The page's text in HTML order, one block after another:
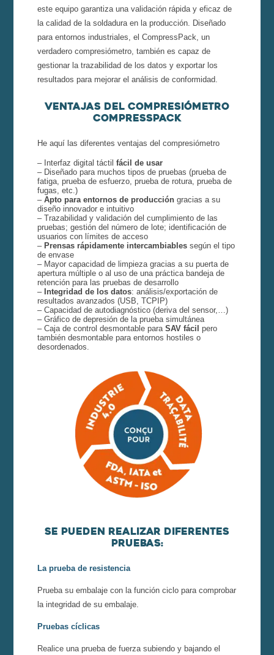
este equipo garantiza una validación rápida y eficaz de
la calidad de la soldadura en la producción. Diseñado
para entornos industriales, el CompressPack, un
verdadero compresiómetro, también es capaz de
gestionar la trazabilidad de los datos y exportar los
resultados para mejorar el análisis de conformidad.
Ventajas del compresiómetro
CompressPack
He aquí las diferentes ventajas del compresiómetro
– Interfaz digital táctil fácil de usar
– Diseñado para muchos tipos de pruebas (prueba de
fatiga, prueba de esfuerzo, prueba de rotura, prueba de
fugas, etc.)
– Apto para entornos de produccióngracias a su
diseño innovador e intuitivo
– Trazabilidad y validación del cumplimiento de las
pruebas; gestión del número de lote; identificación de
usuarios con límites de acceso
– Prensas rápidamente intercambiablessegún el tipo
de envase
– Mayor capacidad de limpieza gracias a su puerta de
apertura múltiple o al uso de una práctica bandeja de
retención para las pruebas de desarrollo
– Integridad de los datos: análisis/exportación de
resultados avanzados (USB, TCPIP)
– Capacidad de autodiagnóstico (deriva del sensor,…)
– Gráfico de depresión de la prueba simultánea
– Caja de control desmontable para SAV fácil pero
también desmontable para entornos hostiles o
desordenados.
Se pueden realizar diferentes
pruebas:
La prueba de resistencia
Prueba su embalaje con la función ciclo para comprobar
la integridad de su embalaje.
Pruebas cíclicas
Realice una prueba de fuerza subiendo y bajando el